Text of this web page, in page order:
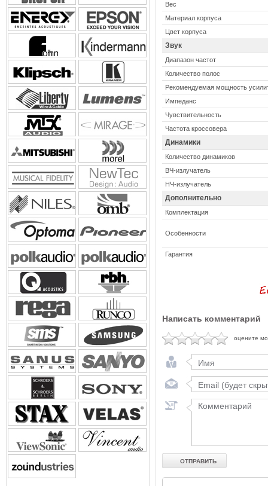
Вес
Материал корпуса
Цвет корпуса
Звук
Диапазон частот
Количество полос
Рекомендуемая мощность
Импеданс
Чувствительность
Частота кроссовера
Динамики
Количество динамиков
ВЧ-излучатель
НЧ-излучатель
Дополнительно
Комплектация
Особенности
Гарантия
Написать комментарий
оцените